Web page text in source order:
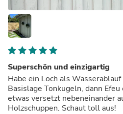
Superschön und einzigartig
Habe ein Loch als
Basislage Tonkugeln, dann
etwas versetzt nebeneinander
Holzschuppen. Schaut toll aus!